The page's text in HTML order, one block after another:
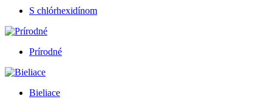
S chlórhexidínom
Prírodné
Bieliace